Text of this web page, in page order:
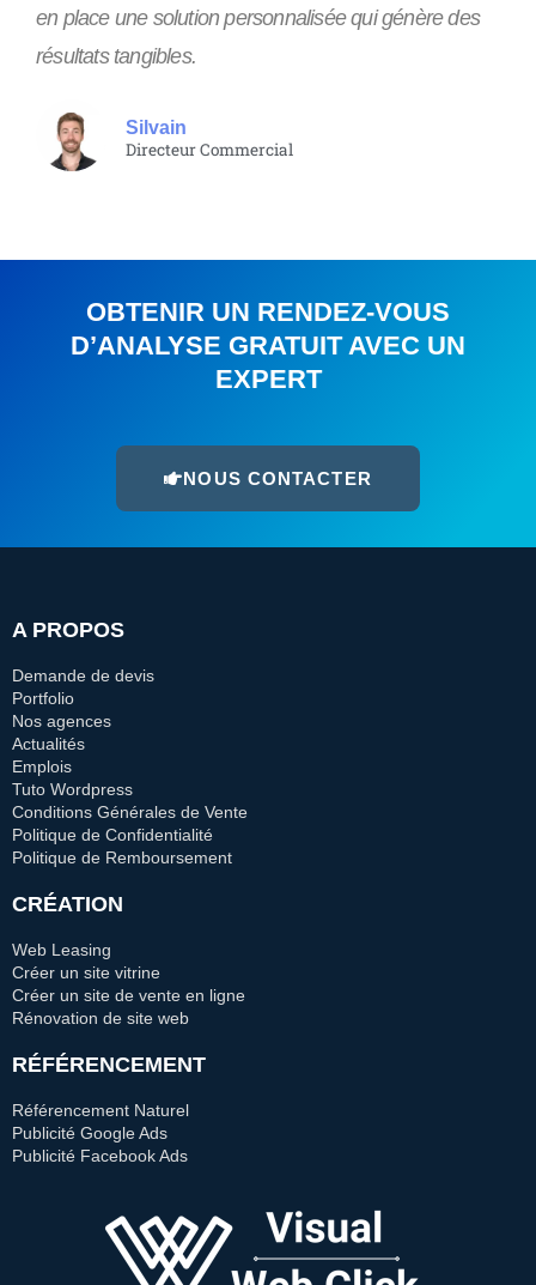
en place une solution personnalisée qui génère des
résultats tangibles.
Silvain
Directeur Commercial
OBTENIR UN RENDEZ-VOUS
D’ANALYSE GRATUIT AVEC UN
EXPERT
NOUS CONTACTER
A PROPOS
Demande de devis
Portfolio
Nos agences
Actualités
Emplois
Tuto Wordpress
Conditions Générales de Vente
Politique de Confidentialité
Politique de Remboursement
CRÉATION
Web Leasing
Créer un site vitrine
Créer un site de vente en ligne
Rénovation de site web
RÉFÉRENCEMENT
Référencement Naturel
Publicité Google Ads
Publicité Facebook Ads